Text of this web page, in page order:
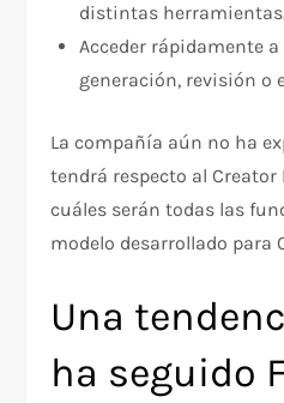
distintas
Acceder rápidamente
generación, revisión o
La compañía aún no ha
tendrá respecto al
cuáles serán todas las
modelo desarrollado para
Una
ha seguido